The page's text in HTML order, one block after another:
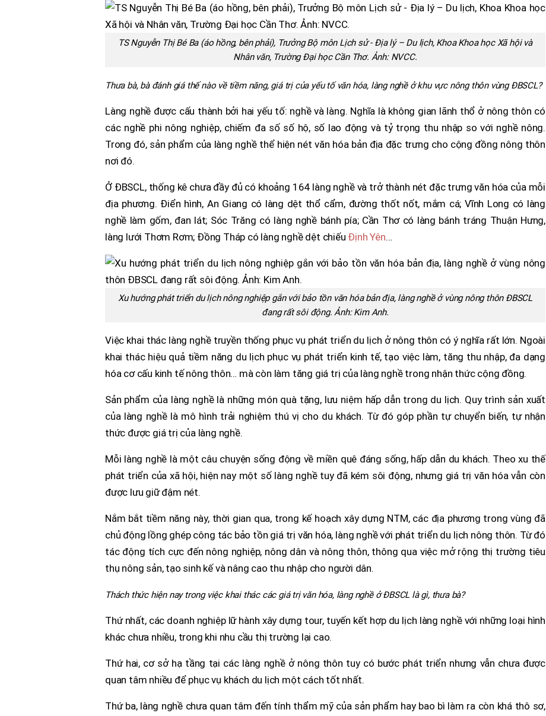
TS Nguyễn Thị Bé Ba (áo hồng, bên phải), Trưởng Bộ môn Lịch sử - Địa lý – Du lịch, Khoa Khoa học Xã hội và
Nhân văn, Trường Đại học Cần Thơ. Ảnh: NVCC.
Thưa bà, bà đánh giá thế nào về tiềm năng, giá trị của yếu tố văn hóa, làng nghề ở khu vực nông thôn vùng ĐBSCL?
Làng nghề được cấu thành bởi hai yếu tố: nghề và làng. Nghĩa là không gian lãnh thổ ở nông thôn có
các nghề phi nông nghiệp, chiếm đa số số hộ, số lao động và tỷ trọng thu nhập so với nghề nông.
Trong đó, sản phẩm của làng nghề thể hiện nét văn hóa bản địa đặc trưng cho cộng đồng nông thôn
nơi đó.
Ở ĐBSCL, thống kê chưa đầy đủ có khoảng 164 làng nghề và trở thành nét đặc trưng văn hóa của mỗi
địa phương. Điển hình, An Giang có làng dệt thổ cẩm, đường thốt nốt, mắm cá; Vĩnh Long có làng
nghề làm gốm, đan lát; Sóc Trăng có làng nghề bánh pía; Cần Thơ có làng bánh tráng Thuận Hưng,
làng lưới Thơm Rơm; Đồng Tháp có làng nghề dệt chiếu Định Yên…
Xu hướng phát triển du lịch nông nghiệp gắn với bảo tồn văn hóa bản địa, làng nghề ở vùng nông thôn ĐBSCL
đang rất sôi động. Ảnh:Kim Anh.
Việc khai thác làng nghề truyền thống phục vụ phát triển du lịch ở nông thôn có ý nghĩa rất lớn. Ngoài
khai thác hiệu quả tiềm năng du lịch phục vụ phát triển kinh tế, tạo việc làm, tăng thu nhập, đa dạng
hóa cơ cấu kinh tế nông thôn… mà còn làm tăng giá trị của làng nghề trong nhận thức cộng đồng.
Sản phẩm của làng nghề là những món quà tặng, lưu niệm hấp dẫn trong du lịch. Quy trình sản xuất
của làng nghề là mô hình trải nghiệm thú vị cho du khách. Từ đó góp phần tự chuyển biến, tự nhận
thức được giá trị của làng nghề.
Mỗi làng nghề là một câu chuyện sống động về miền quê đáng sống, hấp dẫn du khách. Theo xu thế
phát triển của xã hội, hiện nay một số làng nghề tuy đã kém sôi động, nhưng giá trị văn hóa vẫn còn
được lưu giữ đậm nét.
Nắm bắt tiềm năng này, thời gian qua, trong kế hoạch xây dựng NTM, các địa phương trong vùng đã
chủ động lồng ghép công tác bảo tồn giá trị văn hóa, làng nghề với phát triển du lịch nông thôn. Từ đó
tác động tích cực đến nông nghiệp, nông dân và nông thôn, thông qua việc mở rộng thị trường tiêu
thụ nông sản, tạo sinh kế và nâng cao thu nhập cho người dân.
Thách thức hiện nay trong việc khai thác các giá trị văn hóa, làng nghề ở ĐBSCL là gì, thưa bà?
Thứ nhất, các doanh nghiệp lữ hành xây dựng tour, tuyến kết hợp du lịch làng nghề với những loại hình
khác chưa nhiều, trong khi nhu cầu thị trường lại cao.
Thứ hai, cơ sở hạ tầng tại các làng nghề ở nông thôn tuy có bước phát triển nhưng vẫn chưa được
quan tâm nhiều để phục vụ khách du lịch một cách tốt nhất.
Thứ ba, làng nghề chưa quan tâm đến tính thẩm mỹ của sản phẩm hay bao bì làm ra còn khá thô sơ,